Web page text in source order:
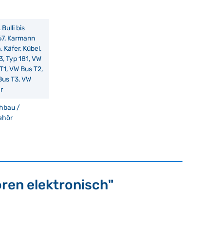
Bulli bis
Karmann
Käfer, Kübel,
Typ 181, VW
VW Bus T2,
T3, VW
/
elektronisch"